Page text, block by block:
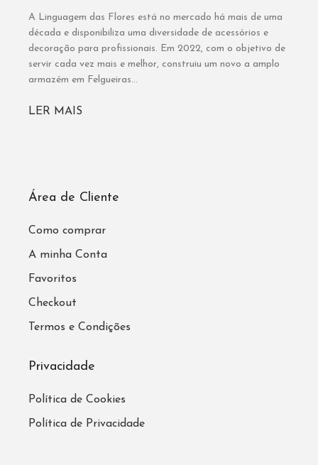
A Linguagem das Flores está no mercado há mais de uma
década e disponibiliza uma diversidade de acessórios e
decoração para profissionais. Em 2022, com o objetivo de
servir cada vez mais e melhor, construiu um novo a amplo
armazém em Felgueiras...
LER MAIS
Área de Cliente
Como comprar
A minha Conta
Favoritos
Checkout
Termos e Condições
Privacidade
Política de Cookies
Política de Privacidade